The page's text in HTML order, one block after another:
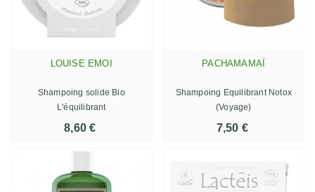
LOUISE EMOI
Shampoing solide Bio
L'équilibrant
8,60 €
PACHAMAMAÏ
Shampoing Equilibrant Notox
(Voyage)
7,50 €